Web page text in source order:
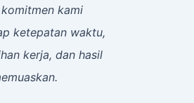
kami
ketepatan waktu,
kerja, dan hasil